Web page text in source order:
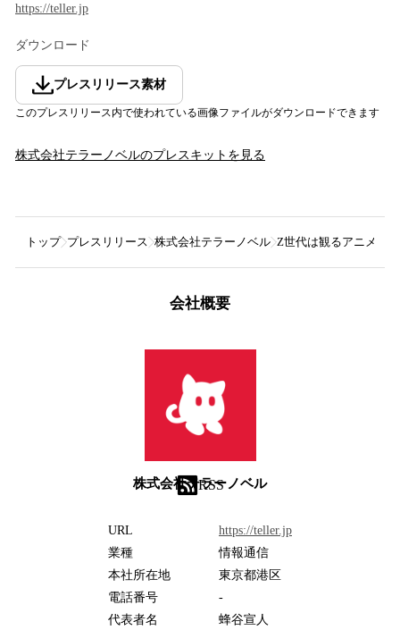
https://teller.jp
ダウンロード
プレスリリース素材
このプレスリリース内で使われている画像ファイルがダウンロードできます
株式会社テラーノベルのプレスキットを見る
トップ プレスリリース 株式会社テラーノベル Z世代は観るアニメを
会社概要
株式会社テラーノベル
RSS
URL
https://teller.jp
業種
情報通信
本社所在地
東京都港区
電話番号
-
代表者名
蜂谷宣人